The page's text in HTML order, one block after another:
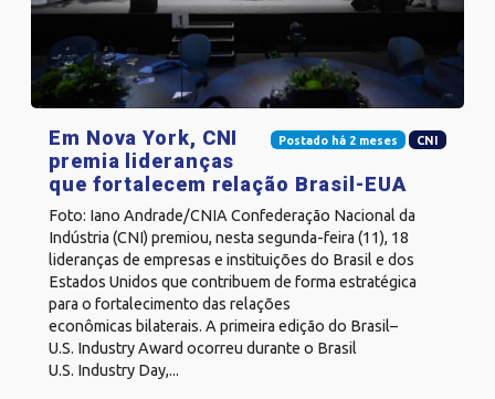
Postado há 2 meses CNI
Em Nova York, CNI
premia lideranças
que fortalecem relação Brasil-EUA
Foto: Iano Andrade/CNIA Confederação Nacional da
Indústria (CNI) premiou, nesta segunda-feira (11), 18
lideranças de empresas e instituições do Brasil e dos
Estados Unidos que contribuem de forma estratégica
para o fortalecimento das relações
econômicas bilaterais. A primeira edição do Brasil–
U.S. Industry Award ocorreu durante o Brasil
U.S. Industry Day,...